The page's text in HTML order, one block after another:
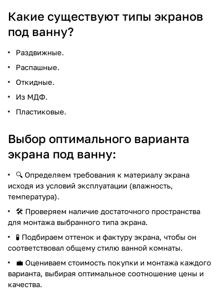
Какие существуют типы экранов
под ванну?
Раздвижные.
Распашные.
Откидные.
Из МДФ.
Пластиковые.
Выбор оптимального варианта
экрана под ванну:
🔍 Определяем требования к материалу экрана
исходя из условий эксплуатации (влажность,
температура).
🛠️ Проверяем наличие достаточного пространства
для монтажа выбранного типа экрана.
🧪 Подбираем оттенок и фактуру экрана, чтобы он
соответствовал общему стилю ванной комнаты.
💼 Оцениваем стоимость покупки и монтажа каждого
варианта, выбирая оптимальное соотношение цены и
качества.